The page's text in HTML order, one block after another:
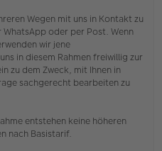
Wegen mit uns in Kontakt zu
oder per Post. Wenn
wir jene
in diesem Rahmen freiwillig zur
zu dem Zweck, mit Ihnen in
sachgerecht bearbeiten zu
entstehen keine höheren
nach Basistarif.